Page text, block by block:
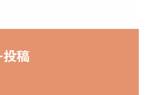
投稿